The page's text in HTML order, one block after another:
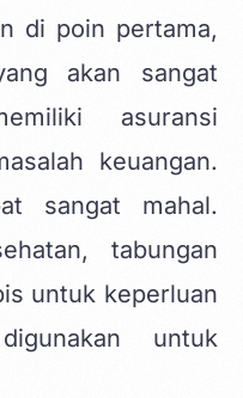
di poin pertama,
akan sangat
asuransi
keuangan.
sangat mahal.
tabungan
untuk keperluan
untuk